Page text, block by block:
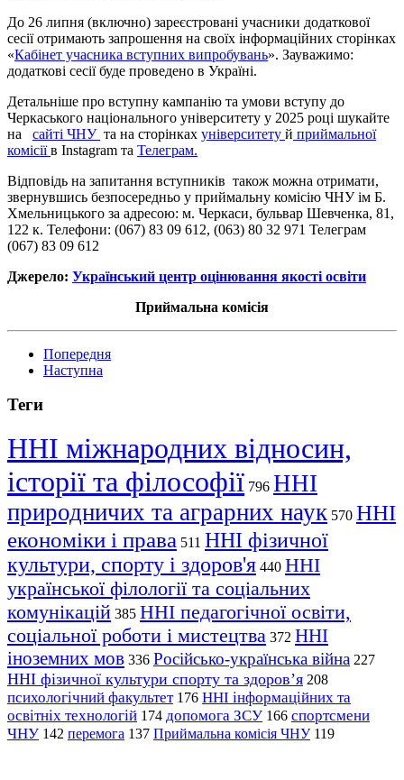
До 26 липня (включно) зареєстровані учасники додаткової
сесії отримають запрошення на своїх інформаційних сторінках
«Кабінет учасника вступних випробувань». Зауважимо:
додаткові сесії буде проведено в Україні.
Детальніше про вступну кампанію та умови вступу до
Черкаського національного університету у 2025 році шукайте
на сайті ЧНУ та на сторінках університету й приймальної
комісіїв Іnstagram та Телеграм.
Відповідь на запитання вступників також можна отримати,
звернувшись безпосередньо у приймальну комісію ЧНУ ім Б.
Хмельницького за адресою: м. Черкаси, бульвар Шевченка, 81,
122 к. Телефони: (067) 83 09 612, (063) 80 32 971 Телеграм
(067) 83 09 612
Джерело: Український центр оцінювання якості освіти
Приймальна комісія
Попередня
Наступна
Теги
ННІ міжнародних відносин,
історії та філософії 796 ННІ
природничих та аграрних наук 570 ННІ
економіки і права 511 ННІ фізичної
культури, спорту і здоров'я 440 ННІ
української філології та соціальних
комунікацій 385 ННІ педагогічної освіти,
соціальної роботи і мистецтва 372 ННІ
іноземних мов 336 Російсько-українська війна 227
ННІ фізичної культури спорту та здоров’я 208
психологічний факультет 176 ННІ інформаційних та
освітніх технологій 174 допомога ЗСУ 166 спортсмени
ЧНУ 142 перемога 137 Приймальна комісія ЧНУ 119